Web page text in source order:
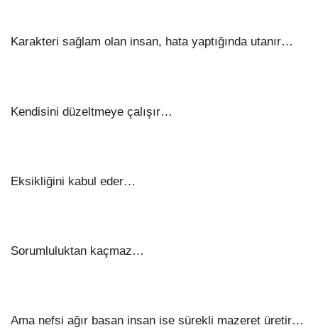
Karakteri sağlam olan insan, hata yaptığında utanır…
Kendisini düzeltmeye çalışır…
Eksikliğini kabul eder…
Sorumluluktan kaçmaz…
Ama nefsi ağır basan insan ise sürekli mazeret üretir…